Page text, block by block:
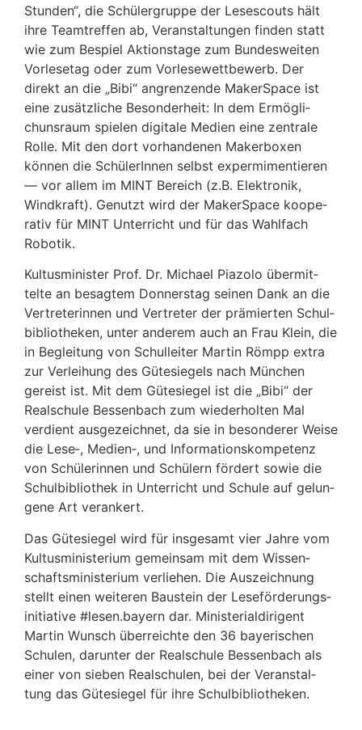
Stunden“, die Schü­ler­gruppe der Lesescouts hält
ihre Team­treffen ab, Veran­stal­tungen finden statt
wie zum Bespiel Akti­ons­tage zum Bundes­weiten
Vorle­setag oder zum Vorle­se­wett­be­werb. Der
direkt an die „Bibi“ angren­zende Maker­Space ist
eine zusätz­liche Beson­der­heit: In dem Ermög­li­
chuns­raum spielen digi­tale Medien eine zentrale
Rolle. Mit den dort vorhan­denen Maker­boxen
können die Schü­le­rInnen selbst exper­mi­men­tieren
— vor allem im MINT Bereich (z.B. Elek­tronik,
Wind­kraft). Genutzt wird der Maker­Space koope­
rativ für MINT Unter­richt und für das Wahl­fach
Robotik.
Kultus­mi­nister Prof. Dr. Michael Piazolo über­mit­
telte an besagtem Donnerstag seinen Dank an die
Vertre­te­rinnen und Vertreter der prämierten Schul­
bi­blio­theken, unter anderem auch an Frau Klein, die
in Beglei­tung von Schul­leiter Martin Römpp extra
zur Verlei­hung des Güte­sie­gels nach München
gereist ist. Mit dem Güte­siegel ist die „Bibi“ der
Real­schule Bessen­bach zum wieder­holten Mal
verdient ausge­zeichnet, da sie in beson­derer Weise
die Lese‑, Medien‑, und Infor­ma­ti­ons­kom­pe­tenz
von Schü­le­rinnen und Schü­lern fördert sowie die
Schul­bi­blio­thek in Unter­richt und Schule auf gelun­
gene Art verankert.
Das Güte­siegel wird für insge­samt vier Jahre vom
Kultus­mi­nis­te­rium gemeinsam mit dem Wissen­
schafts­mi­nis­te­rium verliehen. Die Auszeich­nung
stellt einen weiteren Baustein der Lese­för­de­rungs­
in­itia­tive #lesen.bayern dar. Minis­te­ri­al­di­ri­gent
Martin Wunsch über­reichte den 36 baye­ri­schen
Schulen, darunter der Real­schule Bessen­bach als
einer von sieben Real­schulen, bei der Veran­stal­
tung das Güte­siegel für ihre Schulbibliotheken.